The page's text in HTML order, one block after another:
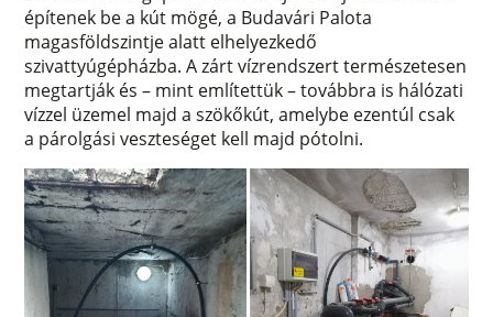
építenek be a kút mögé, a Budavári Palota
magasföldszintje alatt elhelyezkedő
szivattyúgépházba. A zárt vízrendszert természetesen
megtartják és – mint említettük – továbbra is hálózati
vízzel üzemel majd a szökőkút, amelybe ezentúl csak
a párolgási veszteséget kell majd pótolni.